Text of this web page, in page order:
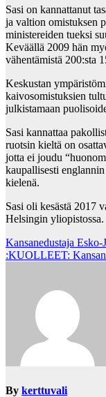
Sasi on kannattanut
ja valtion omistuksen
ministereiden tueksi
Keväällä 2009 hän
vähentämistä 200:sta
Keskustan
kaivosomistuksien
julkistamaan
Sasi kannattaa
ruotsin kieltä on
jotta ei joudu
kaupallisesti
kielenä.
Sasi oli kesästä 2017
Helsingin yliopistossa.
Post
navigation
Kansanedustaja
:KUOLLEET:
By kerttuvali